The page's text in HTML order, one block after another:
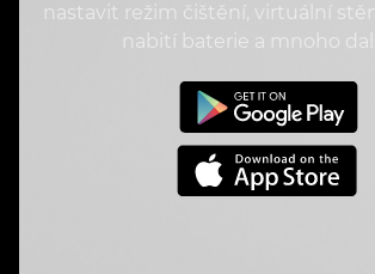
nastavit režim čištění, virtuální
nabití baterie a mnoho